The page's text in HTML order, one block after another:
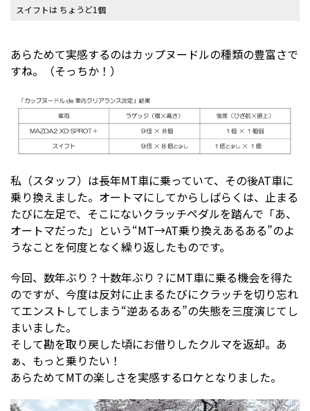
スイフトは ちょうど1個
あらためて実感するのはカップヌードルの種類の豊富さで
すね。（そっちか！）
私（スタッフ）は長年MT車に乗っていて、その後AT車に
乗り換えました。オートマにしてからしばらくは、止まる
たびに左足で、そこにないクラッチペダルを踏んで「あ、
オートマだった」という“MT→AT乗り換えあるある”のよ
うなことを何度となく繰り返したものです。
今回、数年ぶり？十数年ぶり？にMT車に乗る機会を得た
のですが、今度は反対に止まるたびにクラッチを切り忘れ
てエンストしてしまう“逆あるある”の失態を三度演じてし
まいました。
そして勘を取り戻した頃にお借りしたクルマを返却。あ
ぁ、もっと乗りたい！
あらためてMTの楽しさを実感するロケとなりました。